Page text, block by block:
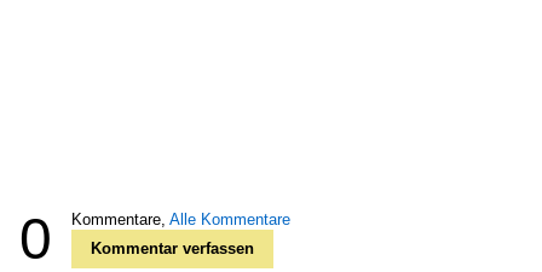
0 Kommentare, Alle Kommentare
Kommentar verfassen